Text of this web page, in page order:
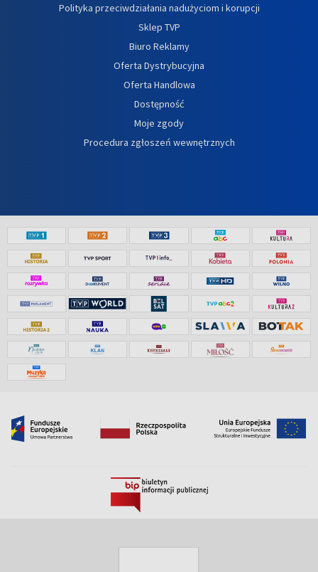
Polityka przeciwdziałania nadużyciom i korupcji
Sklep TVP
Biuro Reklamy
Oferta Dystrybucyjna
Oferta Handlowa
Dostępność
Moje zgody
Procedura zgłoszeń wewnętrznych